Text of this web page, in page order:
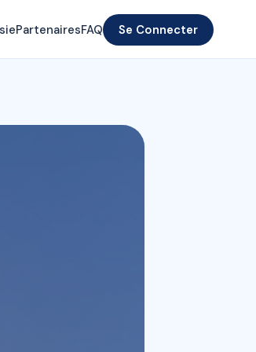
PartenairesFAQ Se Connecter